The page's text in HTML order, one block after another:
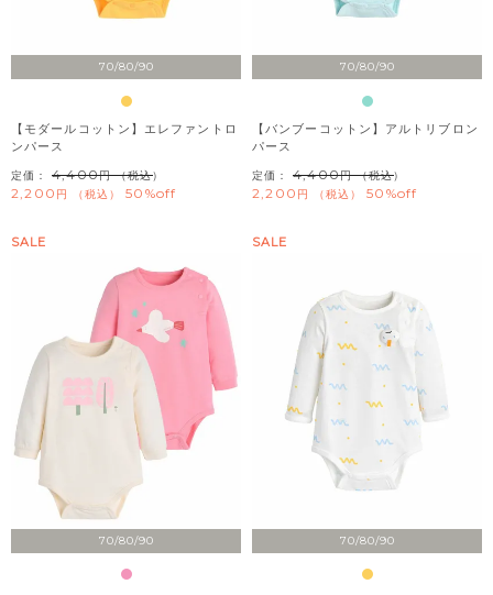
70/80/90
【モダールコットン】エレファントロ
ンパース
定価： 4,400 （税込）
2,200 税込 50%off
70/80/90
【バンブーコットン】アルトリブロン
パース
定価： 4,400 （税込）
2,200 税込 50%off
70/80/90
SALE
70/80/90
SALE